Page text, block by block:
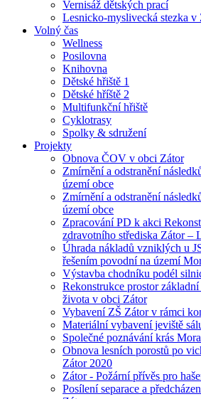
Vernisáž dětských prací
Lesnicko-myslivecká stezka v
Volný čas
Wellness
Posilovna
Knihovna
Dětské hřiště 1
Dětské hříště 2
Multifunkční hřiště
Cyklotrasy
Spolky & sdružení
Projekty
Obnova ČOV v obci Zátor
Zmírnění a odstranění
území obce
Zmírnění a odstranění
území obce
Zpracování PD k akci
zdravotního střediska Zátor –
Úhrada nákladů vzniklých u
řešením povodní na území
Výstavba chodníku podél
Rekonstrukce prostor
života v obci Zátor
Vybavení ZŠ Zátor v rámci
Materiální vybavení jeviště
Společné poznávání krás
Obnova lesních porostů po
Zátor 2020
Zátor - Požární přívěs pro
Posílení separace a